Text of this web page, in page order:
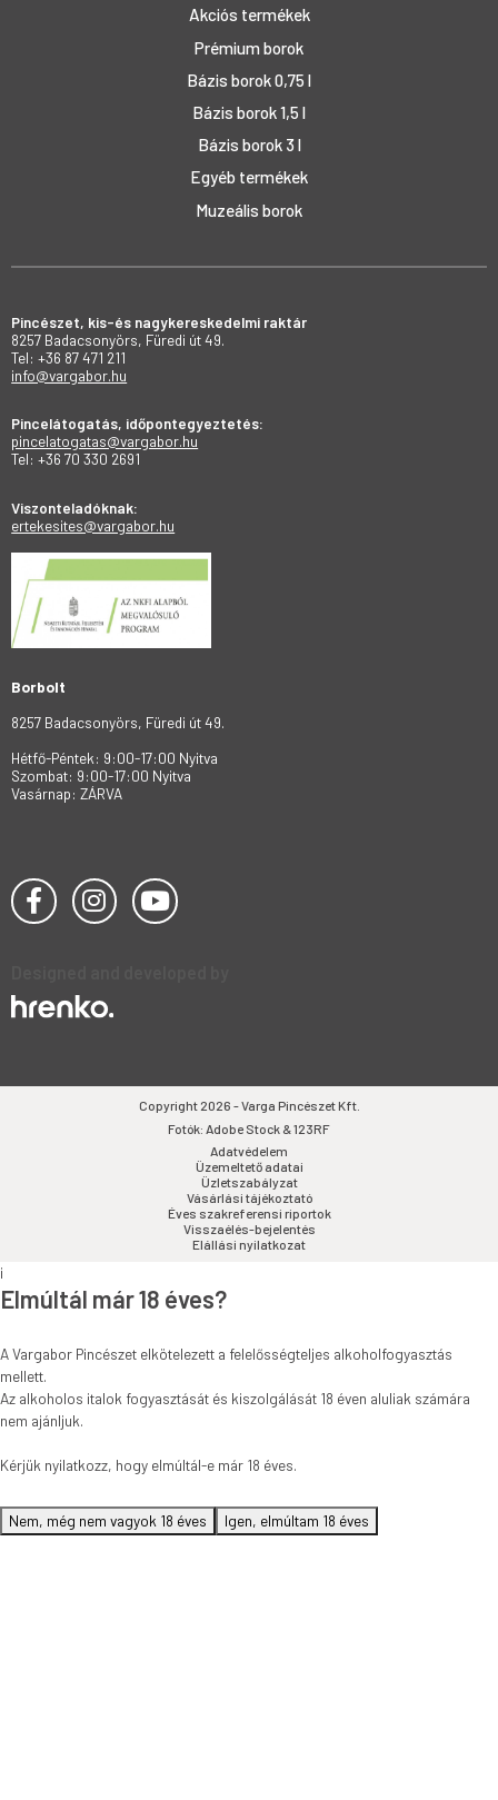
Akciós termékek
Prémium borok
Bázis borok 0,75 l
Bázis borok 1,5 l
Bázis borok 3 l
Egyéb termékek
Muzeális borok
Pincészet, kis-és nagykereskedelmi raktár
8257 Badacsonyörs, Füredi út 49.
Tel: +36 87 471 211
info@vargabor.hu
Pincelátogatás, időpontegyeztetés:
pincelatogatas@vargabor.hu
Tel: +36 70 330 2691
Viszonteladóknak:
ertekesites@vargabor.hu
Borbolt
8257 Badacsonyörs, Füredi út 49.
Hétfő-Péntek: 9:00-17:00 Nyitva
Szombat: 9:00-17:00 Nyitva
Vasárnap: ZÁRVA
Copyright 2026 - Varga Pincészet Kft.
Fotók: Adobe Stock & 123RF
Adatvédelem
Üzemeltető adatai
Üzletszabályzat
Vásárlási tájékoztató
Éves szakreferensi riportok
Visszaélés-bejelentés
Elállási nyilatkozat
i
Elmúltál már 18 éves?
A Vargabor Pincészet elkötelezett a felelősségteljes alkoholfogyasztás
mellett.
Az alkoholos italok fogyasztását és kiszolgálását 18 éven aluliak számára
nem ajánljuk.
Kérjük nyilatkozz, hogy elmúltál-e már 18 éves.
Nem, még nem vagyok 18 éves Igen, elmúltam 18 éves